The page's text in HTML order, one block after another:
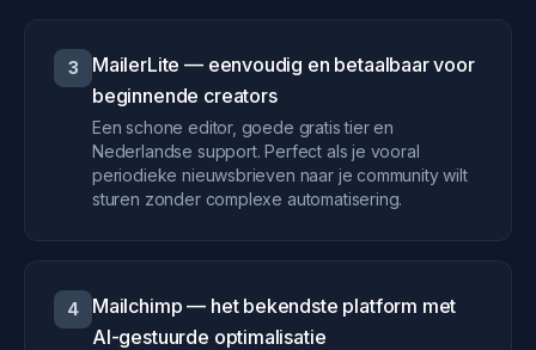
3
MailerLite — eenvoudig en betaalbaar voor
beginnende creators
Een schone editor, goede gratis tier en
Nederlandse support. Perfect als je vooral
periodieke nieuwsbrieven naar je community wilt
sturen zonder complexe automatisering.
4
Mailchimp — het bekendste platform met
AI-gestuurde optimalisatie